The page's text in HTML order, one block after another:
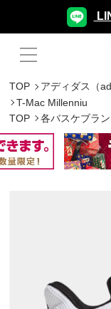
TOP アディダス（
T-Mac Millenniu
TOP
各バスケブラ